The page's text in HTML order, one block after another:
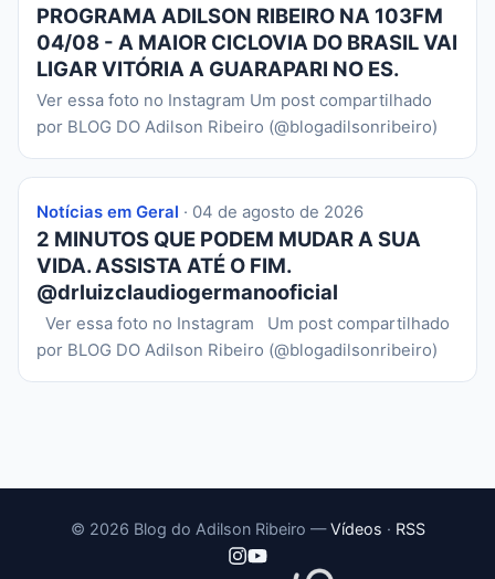
PROGRAMA ADILSON RIBEIRO NA 103FM
04/08 - A MAIOR CICLOVIA DO BRASIL VAI
LIGAR VITÓRIA A GUARAPARI NO ES.
Ver essa foto no Instagram Um post compartilhado
por BLOG DO Adilson Ribeiro (@blogadilsonribeiro)
Notícias em Geral · 04 de agosto de 2026
2 MINUTOS QUE PODEM MUDAR A SUA
VIDA. ASSISTA ATÉ O FIM.
@drluizclaudiogermanooficial
Ver essa foto no Instagram Um post compartilhado
por BLOG DO Adilson Ribeiro (@blogadilsonribeiro)
© 2026 Blog do Adilson Ribeiro —Vídeos · RSS